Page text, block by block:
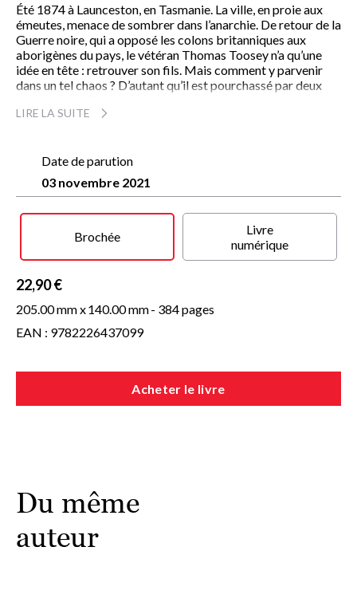
Été 1874 à Launceston, en Tasmanie. La ville, en proie aux
émeutes, menace de sombrer dans l’anarchie. De retour de la
Guerre noire, qui a opposé les colons britanniques aux
aborigènes du pays, le vétéran Thomas Toosey n’a qu’une
idée en tête : retrouver son fils. Mais comment y parvenir
dans un tel chaos ? D’autant qu’il est pourchassé par deux
Toosey a une dette à rembourser, et son fils est le seul à
d’une violente chasse à l’homme, Rohan Wilson raconte avec
une infinie beauté l’odyssée d’un père confronté à sa part
d’ombre, dans le décor singulier d’une Tasmanie de western.
LIRE LA SUITE
Date de parution
03 novembre 2021
Brochée
Livre
numérique
22,90 €
205.00 mm x140.00 mm- 384 pages
EAN : 9782226437099
Acheter le livre
Du même
auteur